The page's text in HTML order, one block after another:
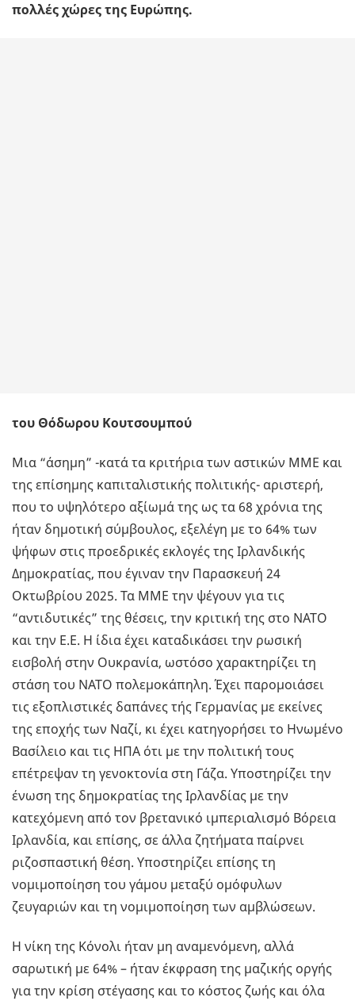
πολλές χώρες της Ευρώπης.
του Θόδωρου Κουτσουμπού
Μια “άσημη” -κατά τα κριτήρια των αστικών ΜΜΕ και
της επίσημης καπιταλιστικής πολιτικής- αριστερή,
που το υψηλότερο αξίωμά της ως τα 68 χρόνια της
ήταν δημοτική σύμβουλος, εξελέγη με το 64% των
ψήφων στις προεδρικές εκλογές της Ιρλανδικής
Δημοκρατίας, που έγιναν την Παρασκευή 24
Οκτωβρίου 2025. Τα ΜΜΕ την ψέγουν για τις
“αντιδυτικές” της θέσεις, την κριτική της στο ΝΑΤΟ
και την Ε.Ε. Η ίδια έχει καταδικάσει την ρωσική
εισβολή στην Ουκρανία, ωστόσο χαρακτηρίζει τη
στάση του ΝΑΤΟ πολεμοκάπηλη. Έχει παρομοιάσει
τις εξοπλιστικές δαπάνες τής Γερμανίας με εκείνες
της εποχής των Ναζί, κι έχει κατηγορήσει το Ηνωμένο
Βασίλειο και τις ΗΠΑ ότι με την πολιτική τους
επέτρεψαν τη γενοκτονία στη Γάζα. Υποστηρίζει την
ένωση της δημοκρατίας της Ιρλανδίας με την
κατεχόμενη από τον βρετανικό ιμπεριαλισμό Βόρεια
Ιρλανδία, και επίσης, σε άλλα ζητήματα παίρνει
ριζοσπαστική θέση. Υποστηρίζει επίσης τη
νομιμοποίηση του γάμου μεταξύ ομόφυλων
ζευγαριών και τη νομιμοποίηση των αμβλώσεων.
Η νίκη της Κόνολι ήταν μη αναμενόμενη, αλλά
σαρωτική με 64% – ήταν έκφραση της μαζικής οργής
για την κρίση στέγασης και το κόστος ζωής και όλα